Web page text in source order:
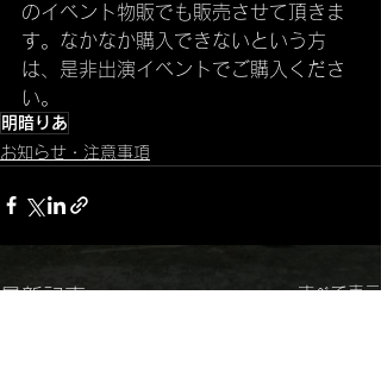
のイベント物販でも販売させて頂きま
す。なかなか購入できないという方
は、是非出演イベントでご購入くださ
い。
明暗りあ
お知らせ・注意事項
最新記事 すべて表示